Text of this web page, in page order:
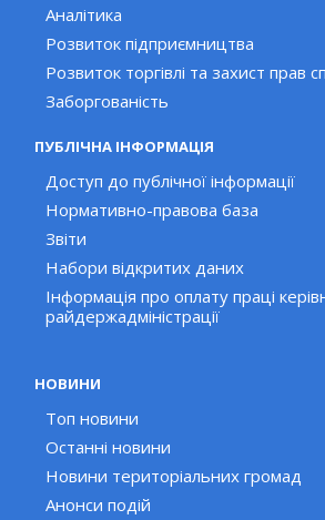
Аналітика
Розвиток підприємництва
Розвиток торгівлі та захист прав
Заборгованість
ПУБЛІЧНА ІНФОРМАЦІЯ
Доступ до публічної інформації
Нормативно-правова база
Звіти
Набори відкритих даних
Інформація про оплату праці
райдержадміністрації
НОВИНИ
Топ новини
Останні новини
Новини територіальних громад
Анонси подій